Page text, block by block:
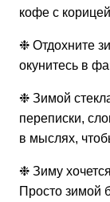
кофе с
❉ Отдохните
окунитесь в
❉ Зимой
переписки,
в мыслях,
❉ Зиму
Просто зимой